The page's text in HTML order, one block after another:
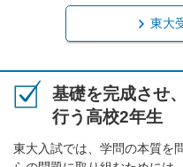
東大
基礎を完成させ
行う高校2年生
東大入試では、学問の本質を